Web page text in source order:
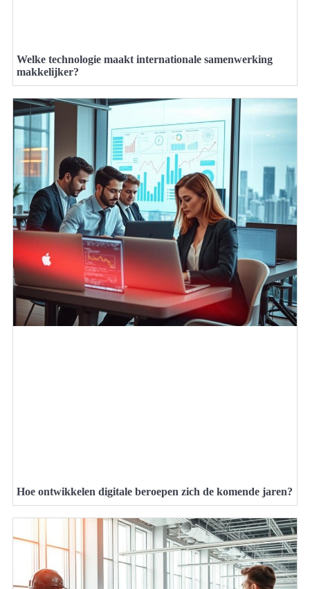
Welke technologie maakt internationale samenwerking
makkelijker?
Hoe ontwikkelen digitale beroepen zich de komende jaren?